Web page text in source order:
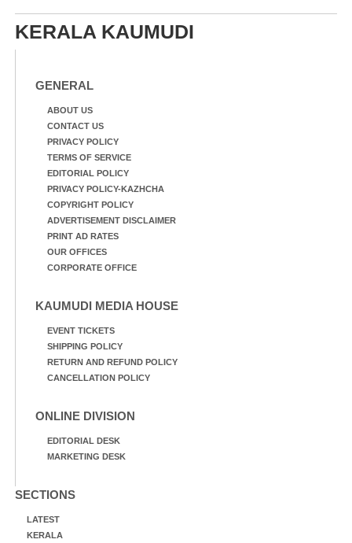
മാറ്റുന്ന സുരക്ഷാസേനാം
ഗങ്ങൾ
KERALA KAUMUDI
GENERAL
ABOUT US
CONTACT US
PRIVACY POLICY
TERMS OF SERVICE
EDITORIAL POLICY
PRIVACY POLICY-KAZHCHA
COPYRIGHT POLICY
ADVERTISEMENT DISCLAIMER
PRINT AD RATES
OUR OFFICES
CORPORATE OFFICE
KAUMUDI MEDIA HOUSE
EVENT TICKETS
SHIPPING POLICY
RETURN AND REFUND POLICY
CANCELLATION POLICY
ONLINE DIVISION
EDITORIAL DESK
MARKETING DESK
SECTIONS
LATEST
KERALA